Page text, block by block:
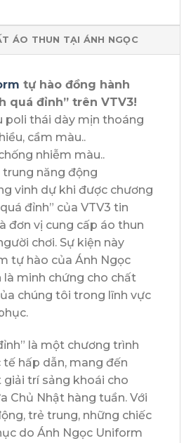
ÁO THUN TẠI ÁNH NGỌC
tự hào đồng hành
quá đỉnh” trên VTV3!
poli thái dày mịn thoáng
cầm màu..
nhiễm màu..
năng động
vinh dự khi được chương
đỉnh” của VTV3 tin
đơn vị cung cấp áo thun
chơi. Sự kiện này
tự hào của Ánh Ngọc
minh chứng cho chất
chúng tôi trong lĩnh vực
là một chương trình
hấp dẫn, mang đến
trí sảng khoái cho
Chủ Nhật hàng tuần. Với
trẻ trung, những chiếc
do Ánh Ngọc Uniform